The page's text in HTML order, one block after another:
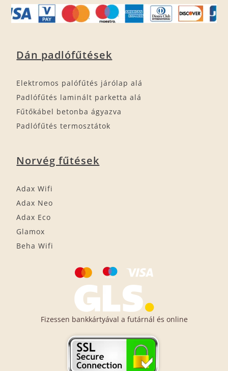
Dán padlófűtések
Elektromos palófűtés járólap alá
Padlófűtés laminált parketta alá
Fűtőkábel betonba ágyazva
Padlófűtés termosztátok
Norvég fűtések
Adax Wifi
Adax Neo
Adax Eco
Glamox
Beha Wifi
Fizessen bankkártyával a futárnál és online